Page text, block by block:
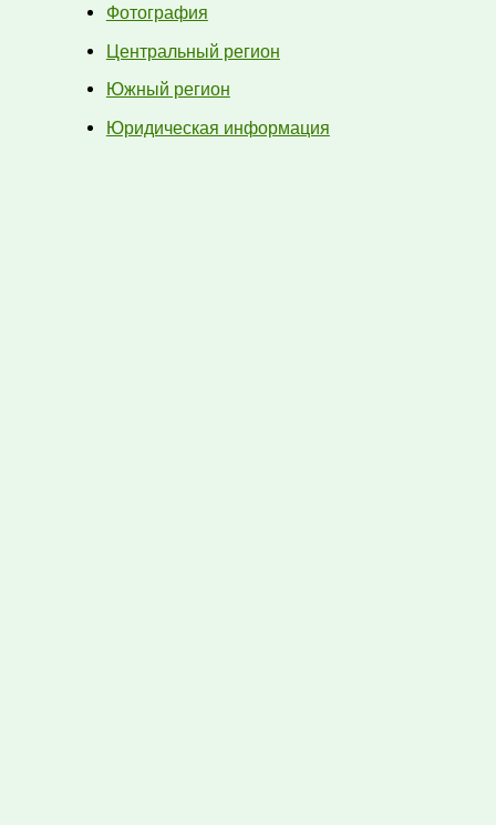
Фотография
Центральный регион
Южный регион
Юридическая информация